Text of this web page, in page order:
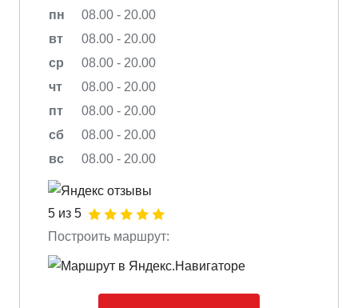
пн
08.00 - 20.00
вт
08.00 - 20.00
ср
08.00 - 20.00
чт
08.00 - 20.00
пт
08.00 - 20.00
сб
08.00 - 20.00
вс
08.00 - 20.00
5 из 5
Построить маршрут: